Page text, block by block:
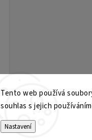
Tento web používá
souhlas s jejich
Nastavení